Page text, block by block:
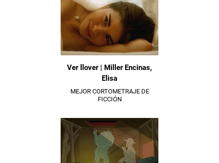
Ver llover | Miller Encinas,
Elisa
MEJOR CORTOMETRAJE DE
FICCIÓN